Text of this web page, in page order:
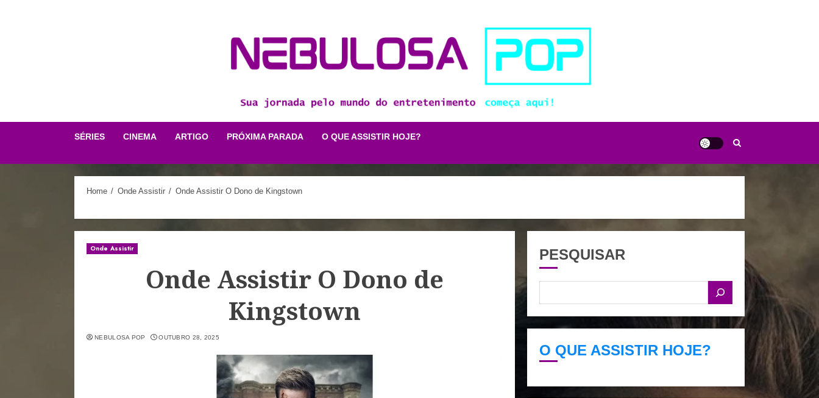
SÉRIES CINEMA ARTIGO PRÓXIMA PARADA O QUE ASSISTIR HOJE?
Home Onde Assistir Onde Assistir O Dono de Kingstown
Onde Assistir
Onde Assistir O Dono de
Kingstown
NEBULOSA POP OUTUBRO 28, 2025
PESQUISAR
O QUE ASSISTIR HOJE?